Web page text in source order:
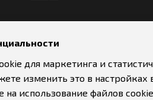
для маркетинга и
изменить это в
на использование файлов